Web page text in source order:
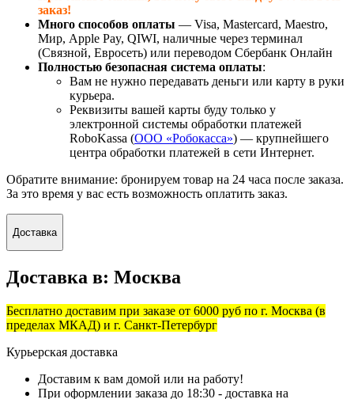
заказ!
Много способов оплаты — Visa, Mastercard, Maestro,
Мир, Apple Pay, QIWI, наличные через терминал
(Связной, Евросеть) или переводом Сбербанк Онлайн
Полностью безопасная система оплаты:
Вам не нужно передавать деньги или карту в руки
курьера.
Реквизиты вашей карты буду только у
электронной системы обработки платежей
RoboKassa (ООО «Робокасса») — крупнейшего
центра обработки платежей в сети Интернет.
Обратите внимание: бронируем товар на 24 часа после заказа.
За это время у вас есть возможность оплатить заказ.
Доставка
Доставка в: Москва
Бесплатно доставим при заказе от 6000 руб по г. Москва (в
пределах МКАД) и г. Санкт-Петербург
Курьерская доставка
Доставим к вам домой или на работу!
При оформлении заказа до 18:30 - доставка на